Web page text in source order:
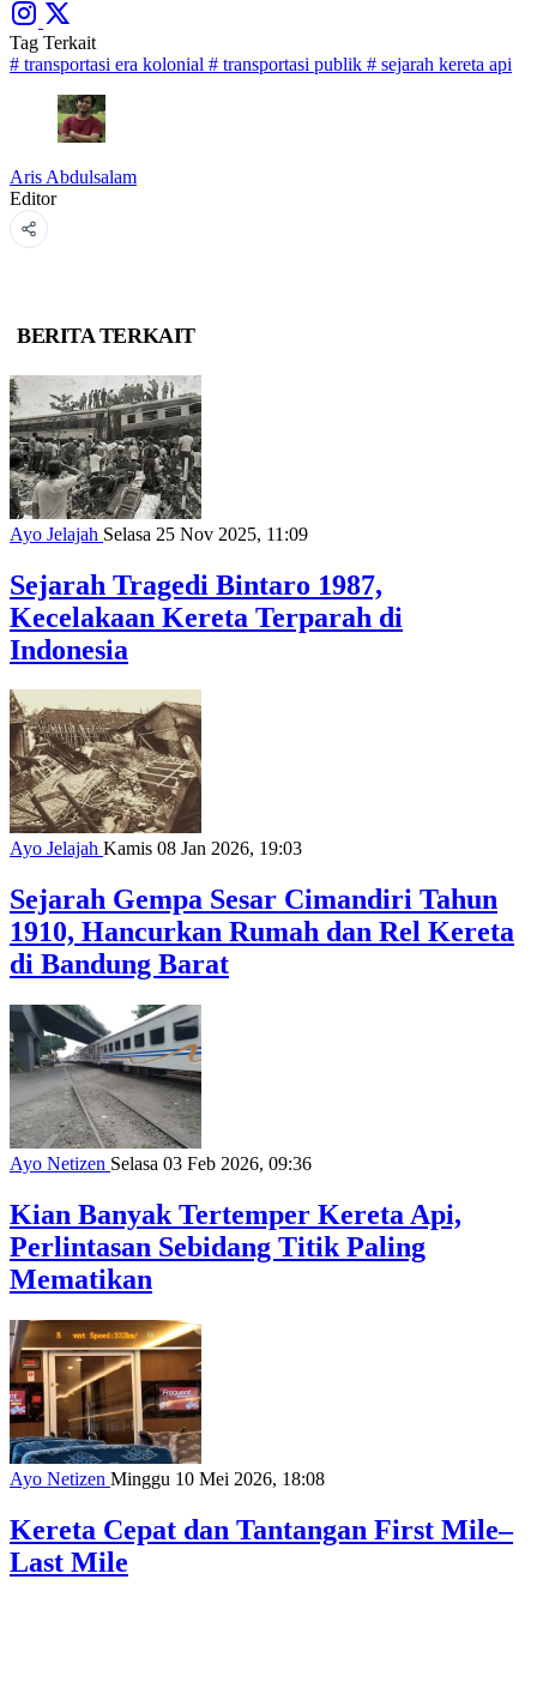
Tag Terkait
# transportasi era kolonial # transportasi publik # sejarah kereta api
Aris Abdulsalam
Editor
BERITA TERKAIT
Ayo Jelajah Selasa 25 Nov 2025, 11:09
Sejarah Tragedi Bintaro 1987,
Kecelakaan Kereta Terparah di
Indonesia
Ayo Jelajah Kamis 08 Jan 2026, 19:03
Sejarah Gempa Sesar Cimandiri Tahun
1910, Hancurkan Rumah dan Rel Kereta
di Bandung Barat
Ayo Netizen Selasa 03 Feb 2026, 09:36
Kian Banyak Tertemper Kereta Api,
Perlintasan Sebidang Titik Paling
Mematikan
Ayo Netizen Minggu 10 Mei 2026, 18:08
Kereta Cepat dan Tantangan First Mile–
Last Mile